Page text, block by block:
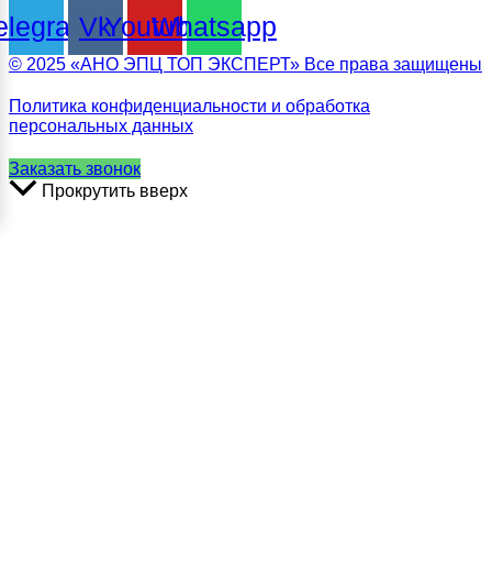
VkYoutube
Whatsapp
© 2025 «АНО ЭПЦ ТОП ЭКСПЕРТ» Все права защищены
Политика конфиденциальности и обработка
персональных данных
Заказать звонок
Прокрутить вверх